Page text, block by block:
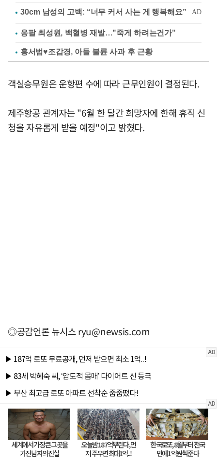
응팔 최성원, 백혈병 재발…"죽게 하려는건가"
홍서범♥조갑경, 아들 불륜 사과 후 근황
객실승무원은 운항편 수에 따라 근무인원이 결정된다.
제주항공 관계자는 "6월 한 달간 희망자에 한해 휴직 신
청을 자유롭게 받을 예정"이고 밝혔다.
◎공감언론 뉴시스ryu@newsis.com